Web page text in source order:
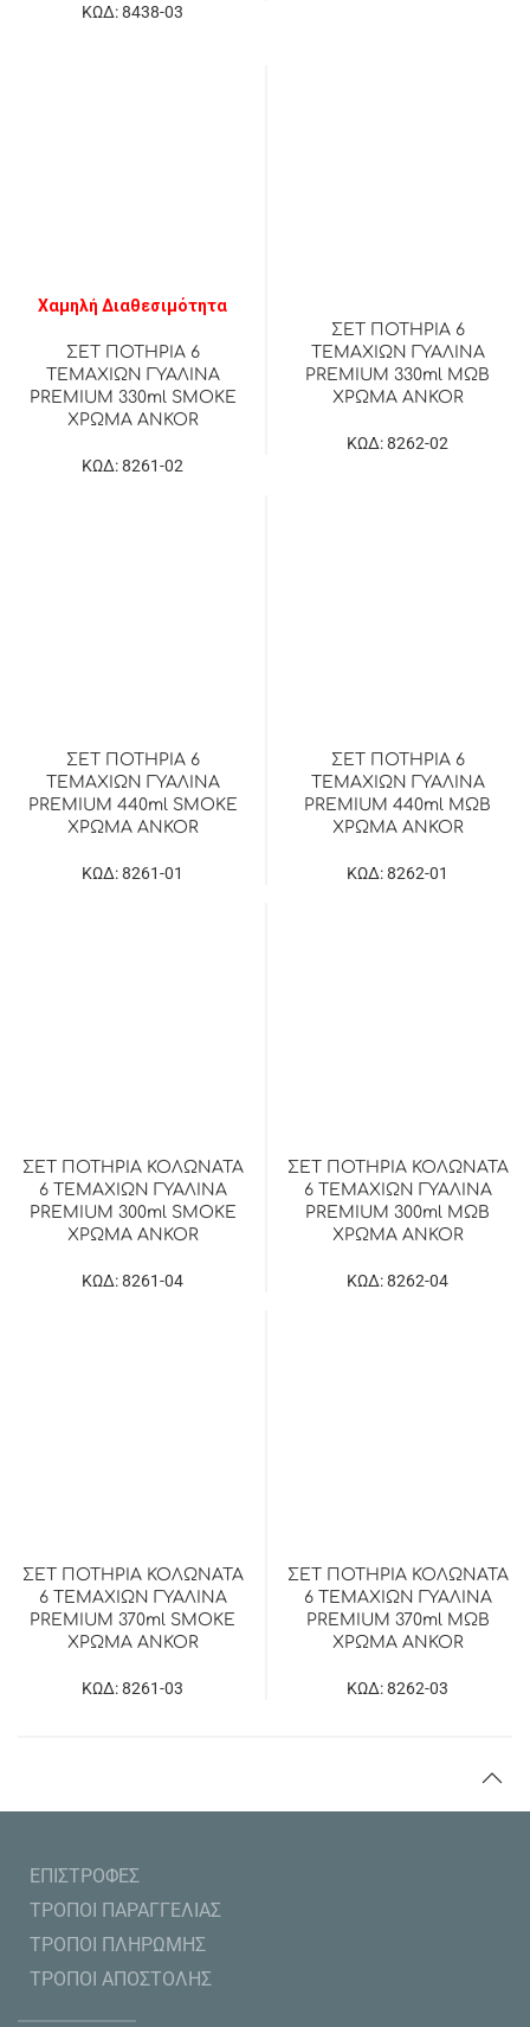
ΚΩΔ: 8438-03
Χαμηλή Διαθεσιμότητα
ΣΕΤ ΠΟΤΗΡΙΑ 6
ΤΕΜΑΧΙΩΝ ΓΥΑΛΙΝΑ
PREMIUM 330ml SMOKE
ΧΡΩΜΑ ANKOR
ΚΩΔ: 8261-02
ΣΕΤ ΠΟΤΗΡΙΑ 6
ΤΕΜΑΧΙΩΝ ΓΥΑΛΙΝΑ
PREMIUM 330ml ΜΩΒ
ΧΡΩΜΑ ANKOR
ΚΩΔ: 8262-02
ΣΕΤ ΠΟΤΗΡΙΑ 6
ΤΕΜΑΧΙΩΝ ΓΥΑΛΙΝΑ
PREMIUM 440ml SMOKE
ΧΡΩΜΑ ANKOR
ΚΩΔ: 8261-01
ΣΕΤ ΠΟΤΗΡΙΑ 6
ΤΕΜΑΧΙΩΝ ΓΥΑΛΙΝΑ
PREMIUM 440ml ΜΩΒ
ΧΡΩΜΑ ANKOR
ΚΩΔ: 8262-01
ΣΕΤ ΠΟΤΗΡΙΑ ΚΟΛΩΝΑΤΑ
6 ΤΕΜΑΧΙΩΝ ΓΥΑΛΙΝΑ
PREMIUM 300ml SMOKE
ΧΡΩΜΑ ANKOR
ΚΩΔ: 8261-04
ΣΕΤ ΠΟΤΗΡΙΑ ΚΟΛΩΝΑΤΑ
6 ΤΕΜΑΧΙΩΝ ΓΥΑΛΙΝΑ
PREMIUM 300ml ΜΩΒ
ΧΡΩΜΑ ANKOR
ΚΩΔ: 8262-04
ΣΕΤ ΠΟΤΗΡΙΑ ΚΟΛΩΝΑΤΑ
6 ΤΕΜΑΧΙΩΝ ΓΥΑΛΙΝΑ
PREMIUM 370ml SMOKE
ΧΡΩΜΑ ANKOR
ΚΩΔ: 8261-03
ΣΕΤ ΠΟΤΗΡΙΑ ΚΟΛΩΝΑΤΑ
6 ΤΕΜΑΧΙΩΝ ΓΥΑΛΙΝΑ
PREMIUM 370ml ΜΩΒ
ΧΡΩΜΑ ANKOR
ΚΩΔ: 8262-03
ΕΠΙΣΤΡΟΦΕΣ
ΤΡΟΠΟΙ ΠΑΡΑΓΓΕΛΙΑΣ
ΤΡΟΠΟΙ ΠΛΗΡΩΜΗΣ
ΤΡΟΠΟΙ ΑΠΟΣΤΟΛΗΣ